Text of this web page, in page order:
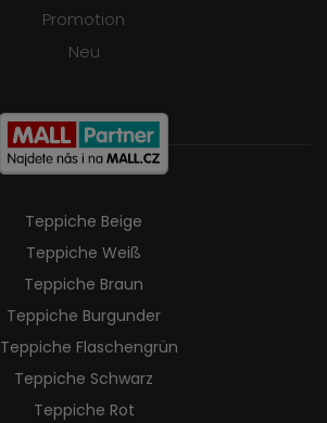
Promotion
Neu
Teppiche Beige
Teppiche Weiß
Teppiche Braun
Teppiche Burgunder
Teppiche Flaschengrün
Teppiche Schwarz
Teppiche Rot